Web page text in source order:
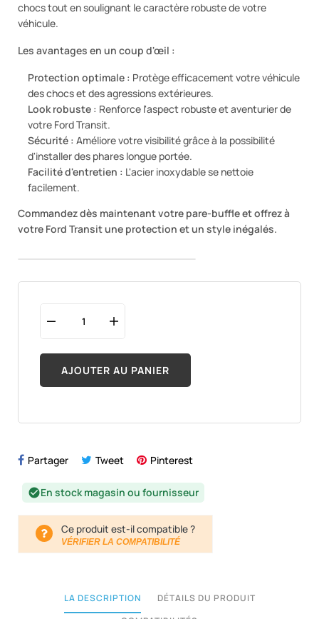
chocs tout en soulignant le caractère robuste de votre
véhicule.
Les avantages en un coup d'œil :
Protection optimale : Protège efficacement votre véhicule
des chocs et des agressions extérieures.
Look robuste : Renforce l'aspect robuste et aventurier de
votre Ford Transit.
Sécurité : Améliore votre visibilité grâce à la possibilité
d'installer des phares longue portée.
Facilité d'entretien : L'acier inoxydable se nettoie
facilement.
Commandez dès maintenant votre pare-buffle et offrez à
votre Ford Transit une protection et un style inégalés.
AJOUTER AU PANIER
Partager Tweet Pinterest
check_circleEn stock magasin ou fournisseur
Ce produit est-il compatible ?
VÉRIFIER LA COMPATIBILITÉ
LA DESCRIPTION
DÉTAILS DU PRODUIT